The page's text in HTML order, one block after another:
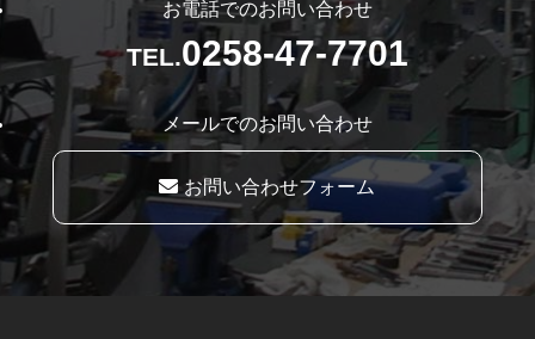
お電話でのお問い合わせ
TEL.0258-47-7701
メールでのお問い合わせ
お問い合わせフォーム